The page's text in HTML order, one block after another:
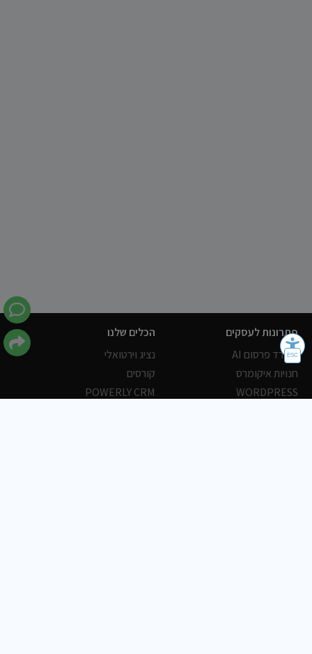
פתרונות לעסקים
משרד פרסום AI
חנויות איקומרס
WORDPRESS
הכלים שלנו
נציג וירטואלי
קורסים
POWERLY CRM